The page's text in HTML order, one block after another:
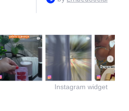
Instagram widget